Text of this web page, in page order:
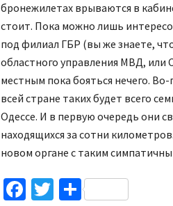
бронежилетах врываются в
стоит. Пока можно лишь
под филиал ГБР (вы же знаете,
областного управления МВД, или
местным пока бояться нечего.
всей стране таких будет всего
Одессе. И в первую очередь они
находящихся за сотни
новом органе с таким
Facebook
Twitter